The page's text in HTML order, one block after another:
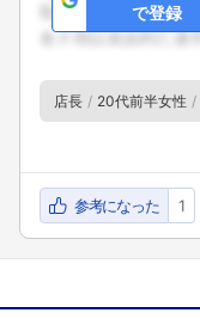
で登録
店長 20代前半女性
参考になった 1